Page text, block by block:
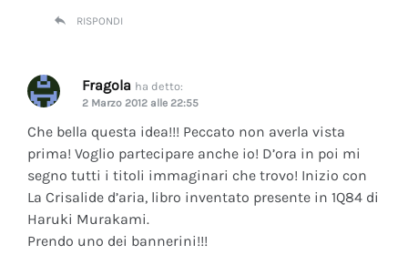
RISPONDI
Fragola ha detto:
2 Marzo 2012 alle 22:55
Che bella questa idea!!! Peccato non averla vista
prima! Voglio partecipare anche io! D’ora in poi mi
segno tutti i titoli immaginari che trovo! Inizio con
La Crisalide d’aria, libro inventato presente in 1Q84 di
Haruki Murakami.
Prendo uno dei bannerini!!!